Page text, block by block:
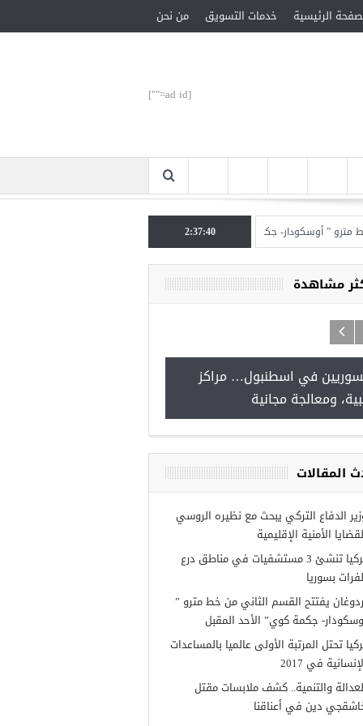
الرئيسية خدمات التسويق من نحن
[ad id=""]
أوسكودار- جكمة كوي” الأحد المقبل تركيا تحتل المرتبة الأولى عالميا بالمساعدات2:37:41
مشاهدة
في اسطنبول… مراكز
ومعالجة مجانية
المقالات
الدفاع التركي يبحث مع نظيره الروسي
الأمنية الإقليمية
تركيا تنشئ 3 مستشفيات في مناطق درع
بسوريا
يفتتح القسم الثاني من خط مترو ”
جكمة كوي” الأحد المقبل
تحتل المرتبة الأولى عالميا بالمساعدات
في 2017
والتنمية.. كشف ملابسات مقتل
دين في أعناقنا